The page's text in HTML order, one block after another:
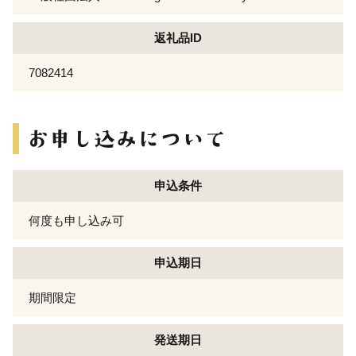
返礼品ID
7082414
申込条件
何度も申し込み可
申込期日
期間限定
発送期日